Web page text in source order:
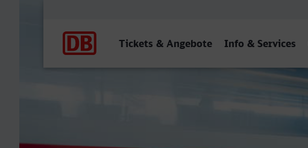
Tickets & Angebote Info & Services